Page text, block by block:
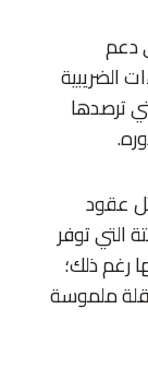
دعم
الضريبية
ترصدها
عقود
التي توفر
رغم ذلك؛
ملموسة